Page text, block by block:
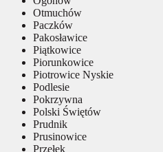
Otmuchów
Paczków
Pakosławice
Piątkowice
Piorunkowice
Piotrowice Nyskie
Podlesie
Pokrzywna
Polski Świętów
Prudnik
Prusinowice
Przełęk